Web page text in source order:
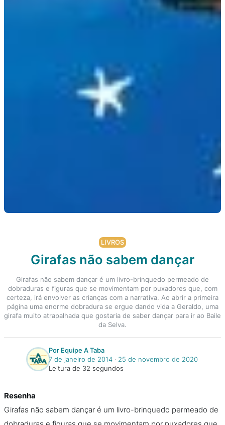
LIVROS
Girafas não sabem dançar
Girafas não sabem dançar é um livro-brinquedo permeado de
dobraduras e figuras que se movimentam por puxadores que, com
certeza, irá envolver as crianças com a narrativa. Ao abrir a primeira
página uma enorme dobradura se ergue dando vida a Geraldo, uma
girafa muito atrapalhada que gostaria de saber dançar para ir ao Baile
da Selva.
Por Equipe A Taba
7 de janeiro de 2014‧ 25 de novembro de 2020
Leitura de 32 segundos
Resenha
Girafas não sabem dançar é um livro-brinquedo permeado de